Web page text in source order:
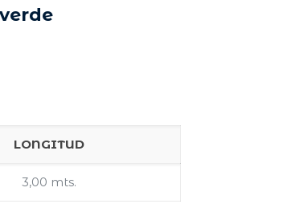
LONGITUD
3,00 mts.